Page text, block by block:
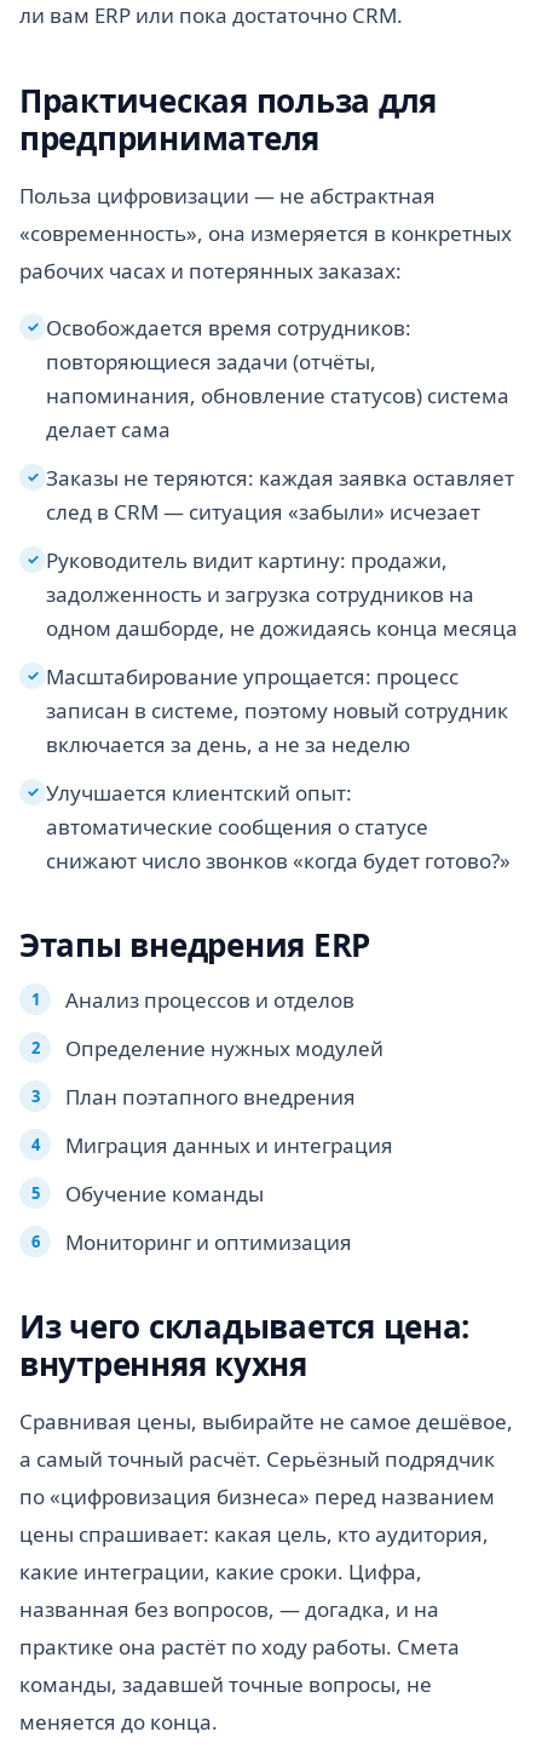
ли вам ERP или пока достаточно CRM.
Практическая польза для
предпринимателя
Польза цифровизации — не абстрактная
«современность», она измеряется в конкретных
рабочих часах и потерянных заказах:
✓ Освобождается время сотрудников:
повторяющиеся задачи (отчёты,
напоминания, обновление статусов) система
делает сама
✓ Заказы не теряются: каждая заявка оставляет
след в CRM — ситуация «забыли» исчезает
✓ Руководитель видит картину: продажи,
задолженность и загрузка сотрудников на
одном дашборде, не дожидаясь конца месяца
✓ Масштабирование упрощается: процесс
записан в системе, поэтому новый сотрудник
включается за день, а не за неделю
✓ Улучшается клиентский опыт:
автоматические сообщения о статусе
снижают число звонков «когда будет готово?»
Этапы внедрения ERP
Анализ процессов и отделов
Определение нужных модулей
План поэтапного внедрения
Миграция данных и интеграция
Обучение команды
Мониторинг и оптимизация
Из чего складывается цена:
внутренняя кухня
Сравнивая цены, выбирайте не самое дешёвое,
а самый точный расчёт. Серьёзный подрядчик
по «цифровизация бизнеса» перед названием
цены спрашивает: какая цель, кто аудитория,
какие интеграции, какие сроки. Цифра,
названная без вопросов, — догадка, и на
практике она растёт по ходу работы. Смета
команды, задавшей точные вопросы, не
меняется до конца.